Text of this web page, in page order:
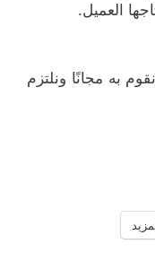
العميل.
به مجانًا ونلتزم